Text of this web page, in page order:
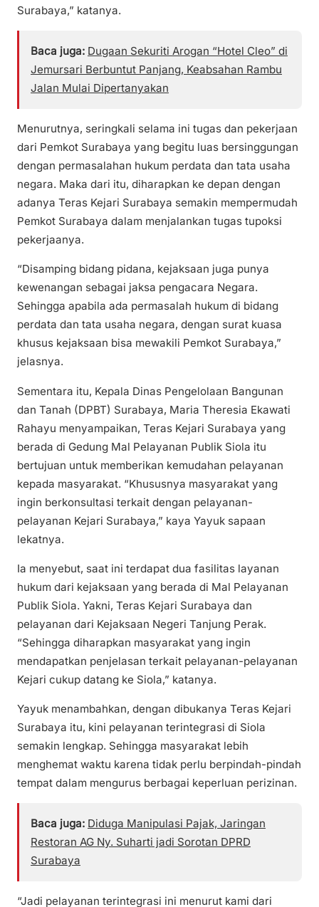
Surabaya,” katanya.
Baca juga: Dugaan Sekuriti Arogan “Hotel Cleo” di
Jemursari Berbuntut Panjang, Keabsahan Rambu
Jalan Mulai Dipertanyakan
Menurutnya, seringkali selama ini tugas dan pekerjaan
dari Pemkot Surabaya yang begitu luas bersinggungan
dengan permasalahan hukum perdata dan tata usaha
negara. Maka dari itu, diharapkan ke depan dengan
adanya Teras Kejari Surabaya semakin mempermudah
Pemkot Surabaya dalam menjalankan tugas tupoksi
pekerjaanya.
“Disamping bidang pidana, kejaksaan juga punya
kewenangan sebagai jaksa pengacara Negara.
Sehingga apabila ada permasalah hukum di bidang
perdata dan tata usaha negara, dengan surat kuasa
khusus kejaksaan bisa mewakili Pemkot Surabaya,”
jelasnya.
Sementara itu, Kepala Dinas Pengelolaan Bangunan
dan Tanah (DPBT) Surabaya, Maria Theresia Ekawati
Rahayu menyampaikan, Teras Kejari Surabaya yang
berada di Gedung Mal Pelayanan Publik Siola itu
bertujuan untuk memberikan kemudahan pelayanan
kepada masyarakat. “Khususnya masyarakat yang
ingin berkonsultasi terkait dengan pelayanan-
pelayanan Kejari Surabaya,” kaya Yayuk sapaan
lekatnya.
Ia menyebut, saat ini terdapat dua fasilitas layanan
hukum dari kejaksaan yang berada di Mal Pelayanan
Publik Siola. Yakni, Teras Kejari Surabaya dan
pelayanan dari Kejaksaan Negeri Tanjung Perak.
“Sehingga diharapkan masyarakat yang ingin
mendapatkan penjelasan terkait pelayanan-pelayanan
Kejari cukup datang ke Siola,” katanya.
Yayuk menambahkan, dengan dibukanya Teras Kejari
Surabaya itu, kini pelayanan terintegrasi di Siola
semakin lengkap. Sehingga masyarakat lebih
menghemat waktu karena tidak perlu berpindah-pindah
tempat dalam mengurus berbagai keperluan perizinan.
Baca juga: Diduga Manipulasi Pajak, Jaringan
Restoran AG Ny. Suharti jadi Sorotan DPRD
Surabaya
“Jadi pelayanan terintegrasi ini menurut kami dari